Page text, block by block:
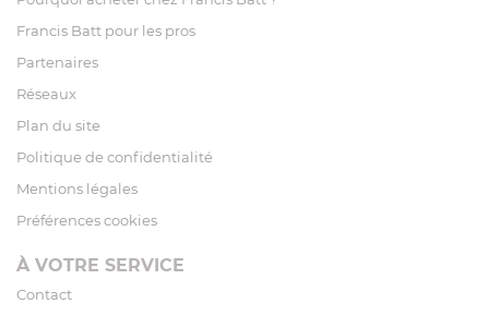
Francis Batt pour les pros
Partenaires
Réseaux
Plan du site
Politique de confidentialité
Mentions légales
Préférences cookies
À VOTRE SERVICE
Contact